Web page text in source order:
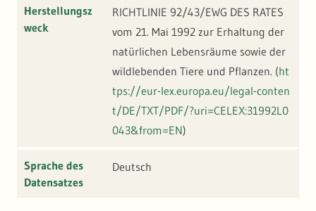
Herstellungsz
weck
RICHTLINIE 92/43/EWG DES RATES
vom 21. Mai 1992 zur Erhaltung der
natürlichen Lebensräume sowie der
wildlebenden Tiere und Pflanzen. (ht
tps://eur-lex.europa.eu/legal-conten
t/DE/TXT/PDF/?uri=CELEX:31992L0
043&from=EN)
Sprache des
Datensatzes
Deutsch